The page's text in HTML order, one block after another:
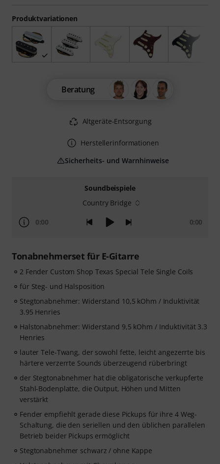
Soundbeispiele
Country Bridge
0:00 0:00
Tonabnehmerset für E-Gitarre
2 Fender Custom Shop Texas Special Tele Single Coils
für Steg- und Halsposition
Stegtonabnehmer: Widerstand 10,5 kOhm / Induktivität
3.95 Henries
Halstonabnehmer: Widerstand 9,5 kOhm / Induktivität 3.3
Henries
lauter Tele-Twang, der sowohl fette, leicht angezerrte bis
härtere verzerrte Sounds überzeugend rüberbringt
der Stegtonabnehmer hat die obligatorische verkupferte
Stahl-Bodenplatte, die Output, Höhen und Mitten
verstärkt
Fender empfiehlt gerade diese Pickups für ihre 4 Weg-
Schaltung, die den seriellen und den üblichen parallelen
Betrieb beider Pickups ermöglicht
Stegtonabnehmer schwarz / ohne Kappe
Produktvariationen
Beratung
Altgeräte-Entsorgung
Herstellerinformationen
Sicherheits- und Warnhinweise